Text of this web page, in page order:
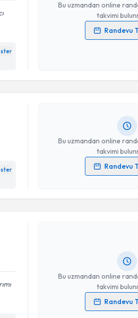
Bu uzmandan online
takvimi
Randevu
Kişisel verilerimin işlenmesine
Takvim
Bu uzmandan online
takvimi
Randevu
Kişisel verilerimin işlenmesine
Bu uzmandan online
takvimi
Randevu
Randevu Takvimi Talebi
Fzt. Ümran Bişkiner
Kişisel verilerimin işlenmesine